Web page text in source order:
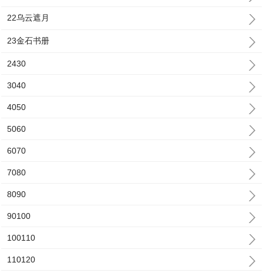
22乌云遮月
23金石书册
2430
3040
4050
5060
6070
7080
8090
90100
100110
110120